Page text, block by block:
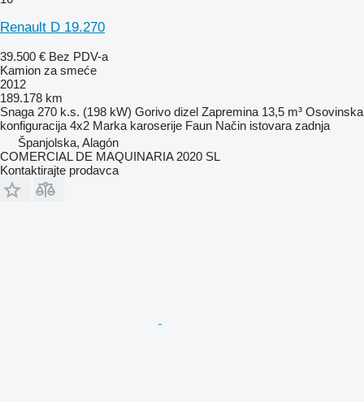
Renault D 19.270
39.500 € Bez PDV-a
Kamion za smeće
2012
189.178 km
Snaga 270 k.s. (198 kW) Gorivo dizel Zapremina 13,5 m³ Osovinska
konfiguracija 4x2 Marka karoserije Faun Način istovara zadnja
Španjolska, Alagón
COMERCIAL DE MAQUINARIA 2020 SL
Kontaktirajte prodavca